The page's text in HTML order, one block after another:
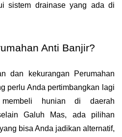
sistem drainase yang ada di
Anti Banjir?
dan kekurangan Perumahan
perlu Anda pertimbangkan lagi
membeli hunian di daerah
Galuh Mas, ada pilihan
bisa Anda jadikan alternatif,